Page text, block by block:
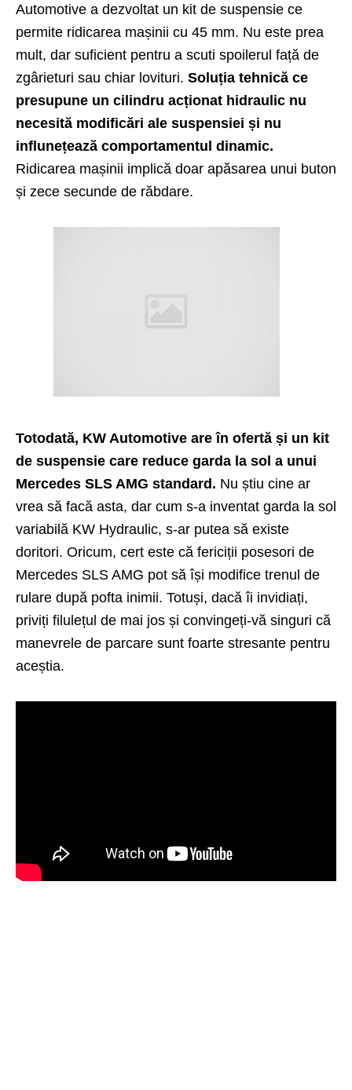
Automotive a dezvoltat un kit de suspensie ce
permite ridicarea mașinii cu 45 mm. Nu este prea
mult, dar suficient pentru a scuti spoilerul față de
zgârieturi sau chiar lovituri. Soluția tehnică ce
presupune un cilindru acționat hidraulic nu
necesită modificări ale suspensiei și nu
influnețează comportamentul dinamic.
Ridicarea mașinii implică doar apăsarea unui buton
și zece secunde de răbdare.
Totodată, KW Automotive are în ofertă și un kit
de suspensie care reduce garda la sol a unui
Mercedes SLS AMG standard. Nu știu cine ar
vrea să facă asta, dar cum s-a inventat garda la sol
variabilă KW Hydraulic, s-ar putea să existe
doritori. Oricum, cert este că fericiții posesori de
Mercedes SLS AMG pot să își modifice trenul de
rulare după pofta inimii. Totuși, dacă îi invidiați,
priviți filulețul de mai jos și convingeți-vă singuri că
manevrele de parcare sunt foarte stresante pentru
aceștia.